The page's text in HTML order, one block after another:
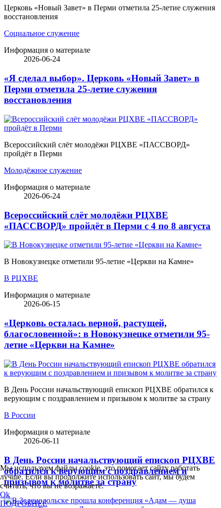
Церковь «Новый Завет» в Перми отметила 25-летие служения
восстановления
Социальное служение
Информация о материале
2026-06-24
«Я сделал выбор». Церковь «Новый Завет» в
Перми отметила 25-летие служения
восстановления
Всероссийский слёт молодёжи РЦХВЕ «ПАССВОРД»
пройдёт в Перми
Молодёжное служение
Информация о материале
2026-06-24
Всероссийский слёт молодёжи РЦХВЕ
«ПАССВОРД» пройдёт в Перми с 4 по 8 августа
В Новокузнецке отметили 95-летие «Церкви на Камне»
В РЦХВЕ
Информация о материале
2026-06-15
«Церковь осталась верной, растущей,
благословенной»: в Новокузнецке отметили 95-
летие «Церкви на Камне»
В День России начальствующий епископ РЦХВЕ обратился к
верующим с поздравлением и призывом к молитве за страну
В России
Информация о материале
2026-06-11
В День России начальствующий епископ РЦХВЕ
обратился к верующим с поздравлением и
призывом к молитве за страну
Мы используем файлы cookie, это помогает сайту работать
лучше. Если вы продолжите использовать сайт, мы будем
считать, что вы не возражаете.
Ok
ПОДРОБНЕЕ